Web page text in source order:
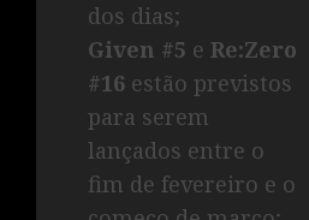
dos dias;
Given #5 e Re:Zero
#16 estão previstos
para serem
lançados entre o
fim de fevereiro e o